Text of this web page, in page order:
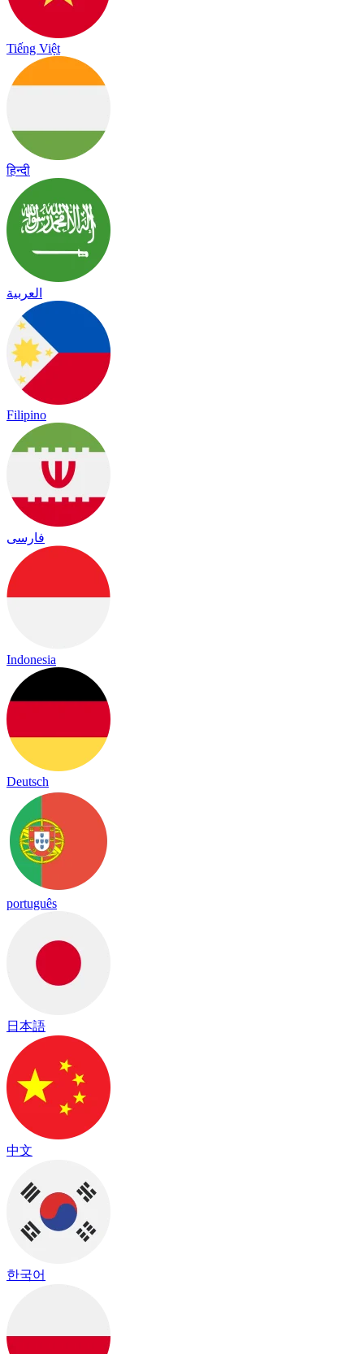
Tiếng Việt
हिन्दी
العربية
Filipino
فارسی
Indonesia
Deutsch
português
日本語
中文
한국어